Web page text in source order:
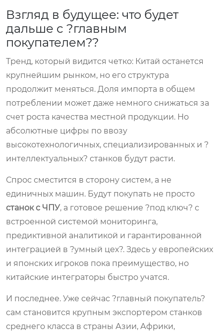
Взгляд в будущее: что будет
дальше с ?главным
покупателем??
Тренд, который видится четко: Китай останется
крупнейшим рынком, но его структура
продолжит меняться. Доля импорта в общем
потреблении может даже немного снижаться за
счет роста качества местной продукции. Но
абсолютные цифры по ввозу
высокотехнологичных, специализированных и ?
интеллектуальных? станков будут расти.
Спрос сместится в сторону систем, а не
единичных машин. Будут покупать не просто
станок с ЧПУ, а готовое решение ?под ключ? с
встроенной системой мониторинга,
предиктивной аналитикой и гарантированной
интеграцией в ?умный цех?. Здесь у европейских
и японских игроков пока преимущество, но
китайские интеграторы быстро учатся.
И последнее. Уже сейчас ?главный покупатель?
сам становится крупным экспортером станков
среднего класса в страны Азии, Африки,